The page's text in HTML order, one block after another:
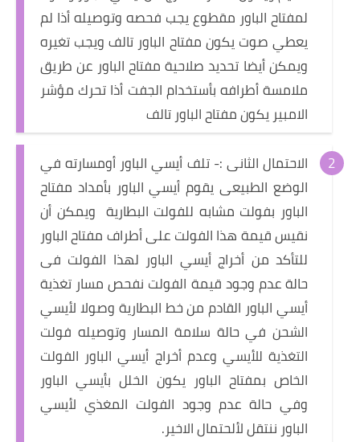
لمفتاح الباور مقطوع يجب فحصه وتوصيله أذا لم
يعطي صوت يكون مفتاح الباور تالف ويجب تغيره
ويمكن أيضا تحديد صلاحية مفتاح الباور عن طريق
ملامسة أطرافه بأستخدام الجفت أذا تحرك مؤشر
الامبير يكون مفتاح الباور تالف
الاحتمال الثانى :- تلف أيسي الباور أومسارته في
الوضع الطبيعى يقوم أيسي الباور بأمداد مفتاح
الباور بفولت مشابه للفولت البطارية ويمكن أن
نقيس قيمة هذا الفولت على أطراف مفتاح الباور
للتأكد من أخراج أيسي الباور لهذا الفولت فى
حالة عدم وجود قيمة الفولت نفحص مسار تغذية
أيسي الباور القادم من خط البطارية وصولا لأيسي
الشحن في حالة سلامة المسار وتوصيله فولت
التغذية للأيسي وعدم أخراج أيسي الباور الفولت
الخاص بمفتاح الباور يكون الخلل بأيسي الباور
وفي حالة عدم وجود الفولت المغذي لأيسي
الباور ننتقل لألحتمال الاخير.